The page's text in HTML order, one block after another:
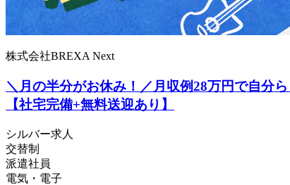
株式会社BREXA Next
＼月の半分がお休み！／月収例28万円で自分
【社宅完備+無料送迎あり】
シルバー求人
交替制
派遣社員
電気・電子